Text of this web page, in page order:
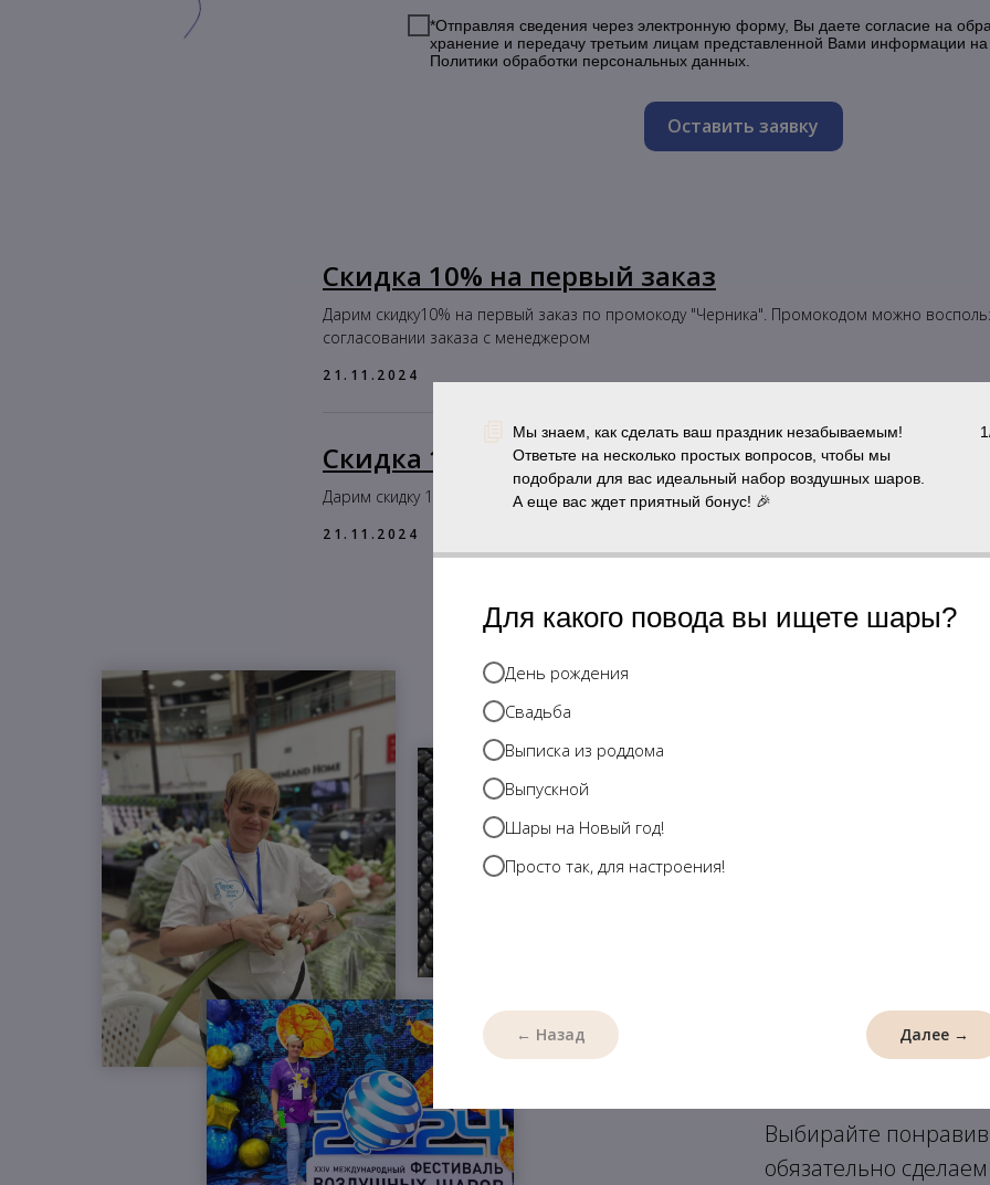
Мы знаем, как сделать ваш праздник незабываемым!
Ответьте на несколько простых вопросов, чтобы мы
подобрали для вас идеальный набор воздушных шаров.
А еще вас ждет приятный бонус! 🎉
Для какого повода вы ищете шары?
День рождения
Свадьба
Выписка из роддома
Выпускной
Шары на Новый год!
Просто так, для настроения!
← Назад Далее →
*Отправляя сведения через электронную форму, Вы даете согласие на
хранение и передачу третьим лицам представленной Вами информации на
Политики обработки персональных данных.
Оставить заявку
Скидка 10% на первый заказ
Дарим скидку10% на первый заказ по промокоду "Черника". Промокодом можно
согласовании заказа с менеджером
21.11.2024
Скидка 15% за отметку в соц.сетях
Дарим скидку 15%, если вы отметите нашу компании в соц. сетях.
21.11.2024
О нас
Меня зовут Анна! Я
мастерской
приветствовать
погрузиться в
На страницах
композициями из
@цветы из шаров ,
интересного.
Выбирайте
обязательно